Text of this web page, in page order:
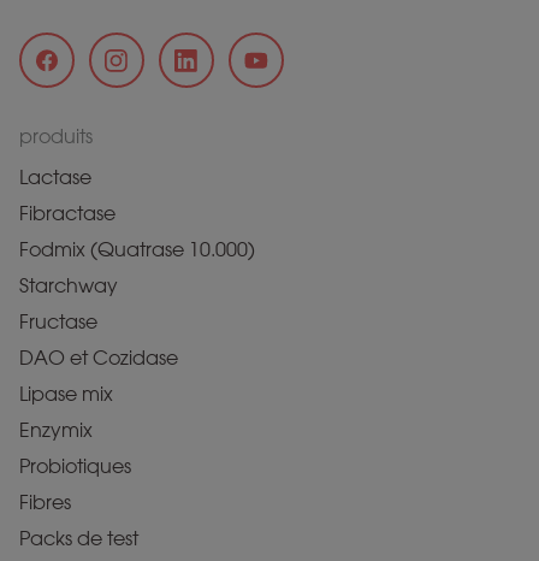
produits
Lactase
Fibractase
Fodmix (Quatrase 10.000)
Starchway
Fructase
DAO et Cozidase
Lipase mix
Enzymix
Probiotiques
Fibres
Packs de test